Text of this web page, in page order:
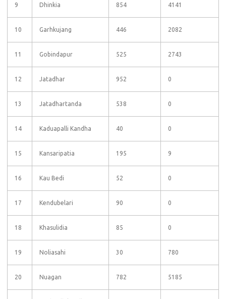
9 Dhinkia 854 4141
10 Garhkujang 446 2082
11 Gobindapur 525 2743
12 Jatadhar 952 0
13 Jatadhartanda 538 0
14 Kaduapalli Kandha 40 0
15 Kansaripatia 195 9
16 Kau Bedi 52 0
17 Kendubelari 90 0
18 Khasulidia 85 0
19 Noliasahi 30 780
20 Nuagan 782 5185